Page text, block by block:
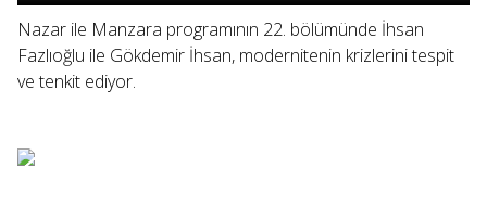
Nazar ile Manzara programının 22. bölümünde İhsan
Fazlıoğlu ile Gökdemir İhsan, modernitenin krizlerini tespit
ve tenkit ediyor.